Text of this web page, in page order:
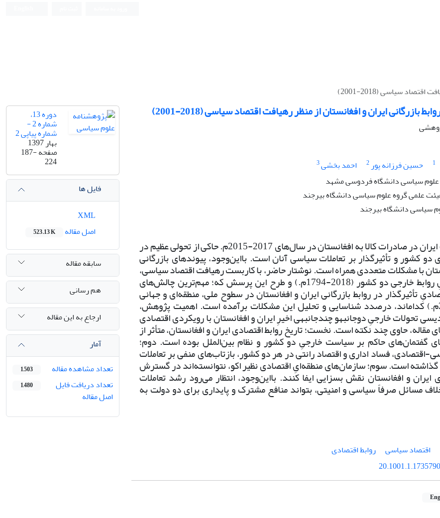
سیاسی (2018-2001)
ایران و افغانستان از منظر رهیافت اقتصاد سیاسی (2018-2001)
1 حسین فرزانه پور2 احمد بخشی3
سیاسی دانشگاه فردوسی مشهد
علمی گروه علوم سیاسی دانشگاه بیرجند
سیاسی دانشگاه بیرجند
رتبه نخستِ ایران در صادرات کالا به افغانستان در سال‌های 2017-2015م. حاکی از تحولی عظیم در
دو کشور و تأثیرگذار بر تعاملات سیاسی آنان است. بااین‌وجود، پیوندهای بازرگانی
با مشکلات متعددی همراه است. نوشتار حاضر، با کاربست رهیافت اقتصاد سیاسی،
مطالعه تاریخیِ روابط خارجی دو کشور (2018-1794م.) و طرح این پرسش که؛ مهم‌ترین چالش‌های
تأثیرگذار در روابط بازرگانی ایران و افغانستان در سطوح ملی، منطقه‌ای و جهانی
(2018-2001م.) کدام­اند، درصدد شناسایی و تحلیل این مشکلات برآمده است. اهمیت پژوهش،
تحولات خارجیِ دوجانبه­و چندجانبه­ی اخیرِ ایران و افغانستان با رویکردی اقتصادی
مقاله، حاوی چند نکته است. نخست؛ تاریخ روابط اقتصادی ایران و افغانستان، متأثر از
گفتمان‌های حاکم بر سیاست خارجیِ دو کشور و نظام بین‌الملل بوده است. دوم؛
اقتصادی، فساد اداری و اقتصاد رانتی در هر دو کشور، بازتاب‌های منفی بر تعاملات
گذاشته است. سوم؛ سازمان‌های منطقه‌ایِ اقتصادی نظیر اکو، نتوانسته‌اند در گسترش
ایران و افغانستان نقش بسزایی ایفا کنند. بااین‌وجود، انتظار می‌رود رشد تعاملات
مسائل صرفاً سیاسی و امنیتی، بتواند منافع مشترک و پایداری برای دو دولت به
اقتصاد سیاسی
روابط اقتصادی
دوره 13،
شماره 2 -
شماره پیاپی 2
بهار 1397
صفحه187-
224
فایل ها
اصل مقاله
523.13 K
سابقه مقاله
هم رسانی
ارجاع به این مقاله
آمار
تعداد مشاهده مقاله
1,503
تعداد دریافت فایل
اصل مقاله
1,480